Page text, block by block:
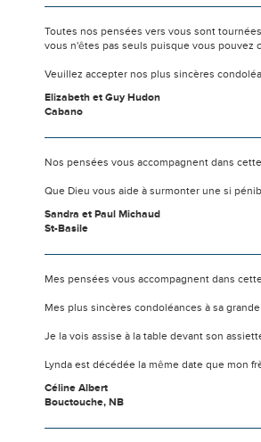
Toutes nos pensées vers vous sont
vous n'êtes pas seuls puisque vous pouvez
Veuillez accepter nos plus sincères
Elizabeth et Guy Hudon
Cabano
Nos pensées vous accompagnent dans
Que Dieu vous aide à surmonter une si
Sandra et Paul Michaud
St-Basile
Mes pensées vous accompagnent dans
Mes plus sincères condoléances à sa
Je la vois assise à la table devant son
Lynda est décédée la même date que mon
Céline Albert
Bouctouche, NB